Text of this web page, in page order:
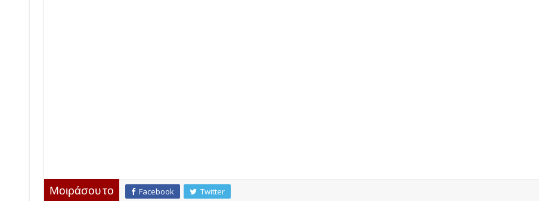
Μοιράσου το Facebook Twitter